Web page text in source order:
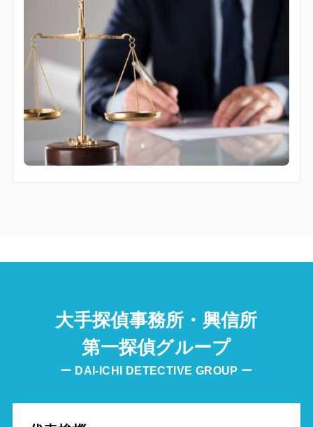
大手探偵事務所・興信所
第一探偵グループ
ー DAI-ICHI DETECTIVE GROUP ー